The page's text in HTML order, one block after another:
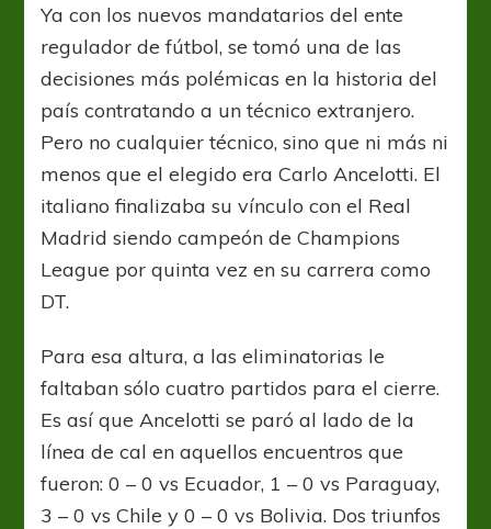
Ya con los nuevos mandatarios del ente
regulador de fútbol, se tomó una de las
decisiones más polémicas en la historia del
país contratando a un técnico extranjero.
Pero no cualquier técnico, sino que ni más ni
menos que el elegido era Carlo Ancelotti. El
italiano finalizaba su vínculo con el Real
Madrid siendo campeón de Champions
League por quinta vez en su carrera como
DT.
Para esa altura, a las eliminatorias le
faltaban sólo cuatro partidos para el cierre.
Es así que Ancelotti se paró al lado de la
línea de cal en aquellos encuentros que
fueron: 0 – 0 vs Ecuador, 1 – 0 vs Paraguay,
3 – 0 vs Chile y 0 – 0 vs Bolivia. Dos triunfos